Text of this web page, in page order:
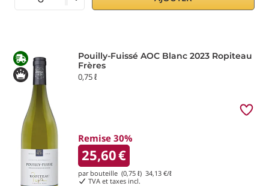
Pouilly-Fuissé AOC Blanc 2023 Ropiteau
Frères
0,75 ℓ
Remise 30%
25,60€
par bouteille (0,75 ℓ) 34,13 €/ℓ
TVA et taxes incl.